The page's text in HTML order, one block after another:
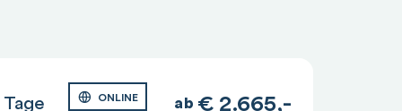
ONLINE ab € 2.665,-